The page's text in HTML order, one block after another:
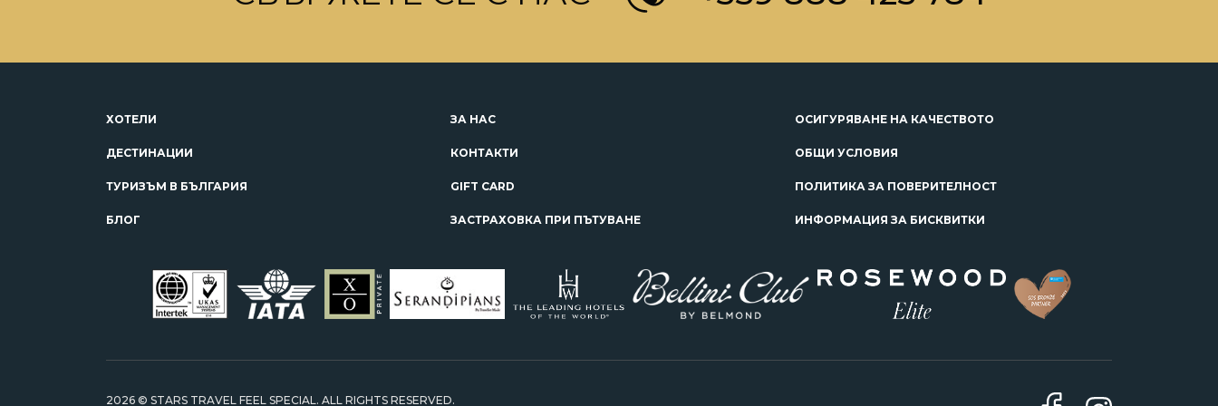
ХОТЕЛИ
ДЕСТИНАЦИИ
ТУРИЗЪМ В БЪЛГАРИЯ
БЛОГ
ЗА НАС
КОНТАКТИ
GIFT CARD
ЗАСТРАХОВКА ПРИ ПЪТУВАНЕ
ОСИГУРЯВАНЕ НА КАЧЕСТВОТО
ОБЩИ УСЛОВИЯ
ПОЛИТИКА ЗА ПОВЕРИТЕЛНОСТ
ИНФОРМАЦИЯ ЗА БИСКВИТКИ
2026 © STARS TRAVEL FEEL SPECIAL. ALL RIGHTS RESERVED.